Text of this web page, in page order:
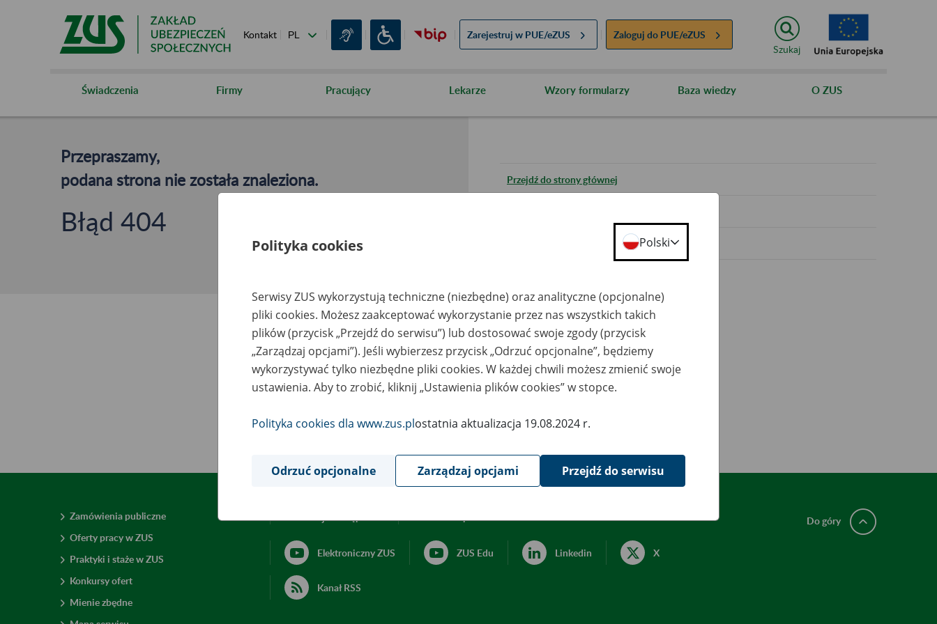
Kontakt Zarejestruj w PUE/eZUS Zaloguj do PUE/eZUS
Szukaj
Świadczenia Firmy Pracujący Lekarze Wzory formularzy Baza wiedzy O ZUS
Przepraszamy,
podana strona nie została znaleziona.
Błąd 404
Przejdź do strony głównej
Zamówienia publiczne
Oferty pracy w ZUS
Praktyki i staże w ZUS
Konkursy ofert
Mienie zbędne
Elektroniczny ZUS ZUS Edu Linkedin X
Kanał RSS
Do góry
Polityka cookies Polski
Serwisy ZUS wykorzystują techniczne (niezbędne) oraz analityczne (opcjonalne)
pliki cookies. Możesz zaakceptować wykorzystanie przez nas wszystkich takich
plików (przycisk „Przejdź do serwisu”) lub dostosować swoje zgody (przycisk
„Zarządzaj opcjami”). Jeśli wybierzesz przycisk „Odrzuć opcjonalne”, będziemy
wykorzystywać tylko niezbędne pliki cookies. W każdej chwili możesz zmienić swoje
ustawienia. Aby to zrobić, kliknij „Ustawienia plików cookies” w stopce.
Polityka cookies dla www.zus.plostatnia aktualizacja 19.08.2024 r.
Odrzuć opcjonalne Zarządzaj opcjami Przejdź do serwisu